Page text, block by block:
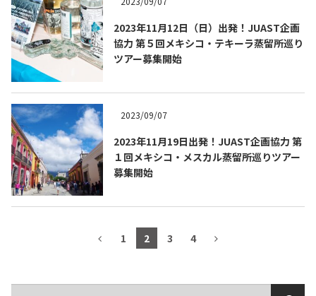
2023年11月12日（日）出発！JUAST企画
協力 第５回メキシコ・テキーラ蒸留所巡り
ツアー募集開始
2023/09/07
2023年11月19日出発！JUAST企画協力 第
１回メキシコ・メスカル蒸留所巡りツアー
募集開始
1 2 3 4